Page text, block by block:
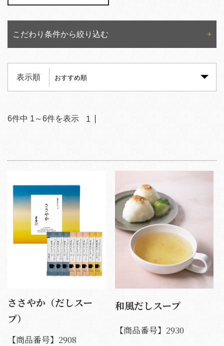
こだわり条件から絞り込む
表示順
6件中 1 ～6件を表示 1
ささやか（だしスー
プ）
【商品番号】 2908
和風だしスープ
【商品番号】 2930